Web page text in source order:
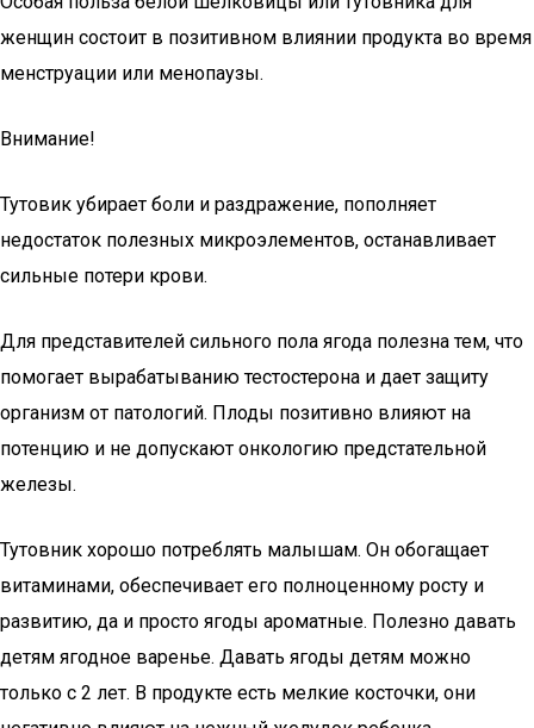
женщин состоит в позитивном влиянии продукта во время
менструации или менопаузы.
Внимание!
Тутовик убирает боли и раздражение, пополняет
недостаток полезных микроэлементов, останавливает
сильные потери крови.
Для представителей сильного пола ягода полезна тем, что
помогает вырабатыванию тестостерона и дает защиту
организм от патологий. Плоды позитивно влияют на
потенцию и не допускают онкологию предстательной
железы.
Тутовник хорошо потреблять малышам. Он обогащает
витаминами, обеспечивает его полноценному росту и
развитию, да и просто ягоды ароматные. Полезно давать
детям ягодное варенье. Давать ягоды детям можно
только с 2 лет. В продукте есть мелкие косточки, они